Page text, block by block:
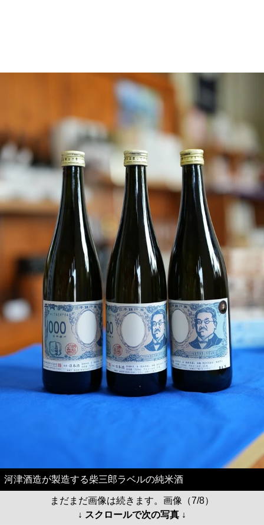
河津酒造が製造する柴三郎ラベルの純米酒
まだまだ画像は続きます。画像（7/8）
↓ スクロールで次の写真 ↓